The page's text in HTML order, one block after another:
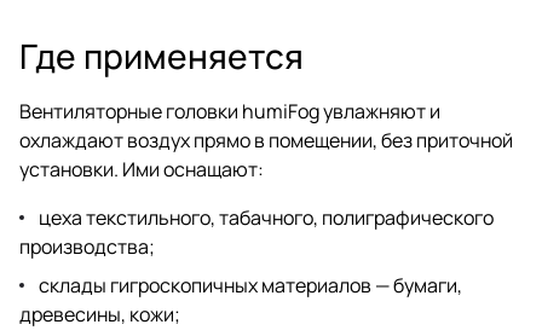
Где применяется
Вентиляторные головки humiFog увлажняют и
охлаждают воздух прямо в помещении, без приточной
установки. Ими оснащают:
цеха текстильного, табачного, полиграфического
производства;
склады гигроскопичных материалов — бумаги,
древесины, кожи;